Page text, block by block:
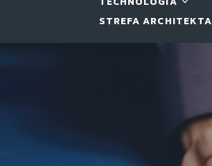
STREFA ARCHITEKTA